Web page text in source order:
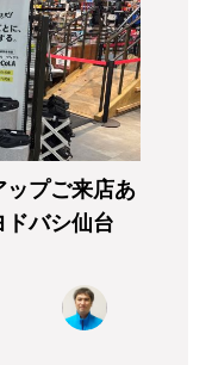
ップご来店あ
ドバシ仙台